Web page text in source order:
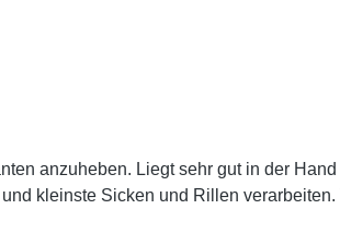
absolut glatte Kanten für
kleinste Sicken und Rillen